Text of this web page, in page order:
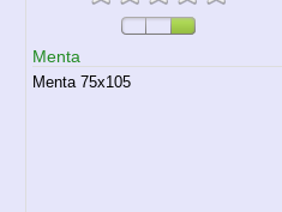
Menta
Menta 75x105